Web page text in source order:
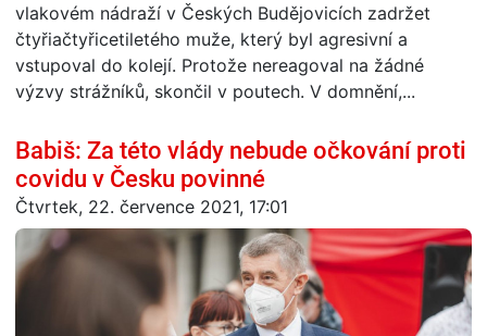
vlakovém nádraží v Českých Budějovicích zadržet
čtyřiačtyřicetiletého muže, který byl agresivní a
vstupoval do kolejí. Protože nereagoval na žádné
výzvy strážníků, skončil v poutech. V domnění,...
Babiš: Za této vlády nebude očkování proti
covidu v Česku povinné
Čtvrtek, 22. července 2021, 17:01